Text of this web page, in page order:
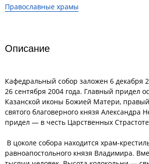
Православные храмы
Описание
Кафедральный собор заложен 6 декабря
26 сентября 2004 года. Главный придел
Казанской иконы Божией Матери,
святого благоверного князя Александра
придел — в честь Царственных
В цоколе собора находится храм-
равноапостольного князя Владимира.